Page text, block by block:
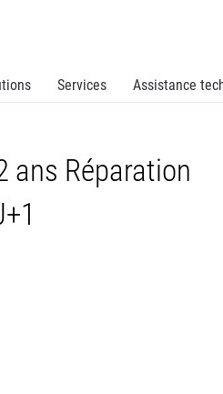
Services Assistance
ans Réparation